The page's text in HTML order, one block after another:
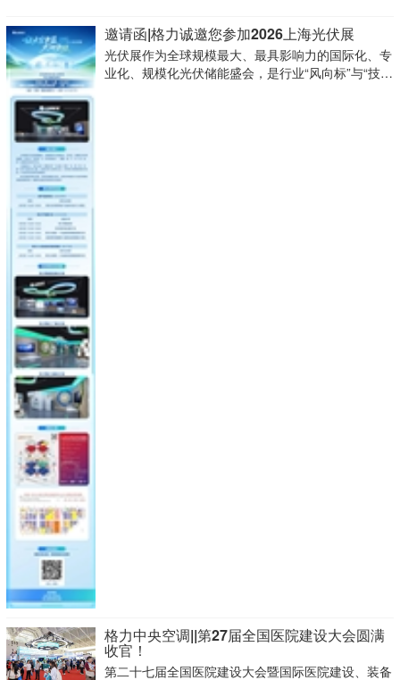
邀请函|格力诚邀您参加2026上海光伏展
光伏展作为全球规模最大、最具影响力的国际化、专
业化、规模化光伏储能盛会，是行业“风向标”与“技术
格力中央空调||第27届全国医院建设大会圆满
收官！
第二十七届全国医院建设大会暨国际医院建设、装备